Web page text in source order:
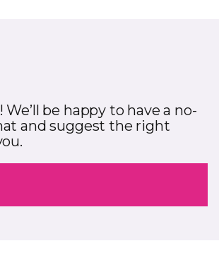
be happy to have a no-
and suggest the right